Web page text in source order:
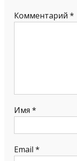
Комментарий *
Имя *
Email *